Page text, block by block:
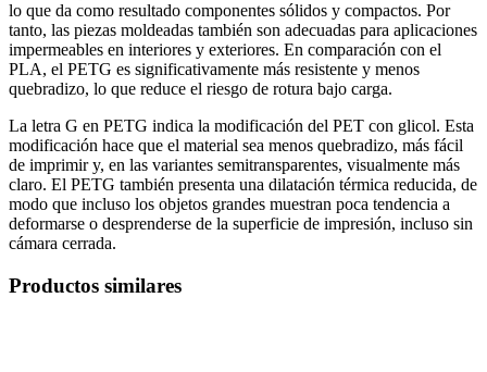
lo que da como resultado componentes sólidos y compactos. Por
tanto, las piezas moldeadas también son adecuadas para aplicaciones
impermeables en interiores y exteriores. En comparación con el
PLA, el PETG es significativamente más resistente y menos
quebradizo, lo que reduce el riesgo de rotura bajo carga.
La letra G en PETG indica la modificación del PET con glicol. Esta
modificación hace que el material sea menos quebradizo, más fácil
de imprimir y, en las variantes semitransparentes, visualmente más
claro. El PETG también presenta una dilatación térmica reducida, de
modo que incluso los objetos grandes muestran poca tendencia a
deformarse o desprenderse de la superficie de impresión, incluso sin
cámara cerrada.
Productos similares